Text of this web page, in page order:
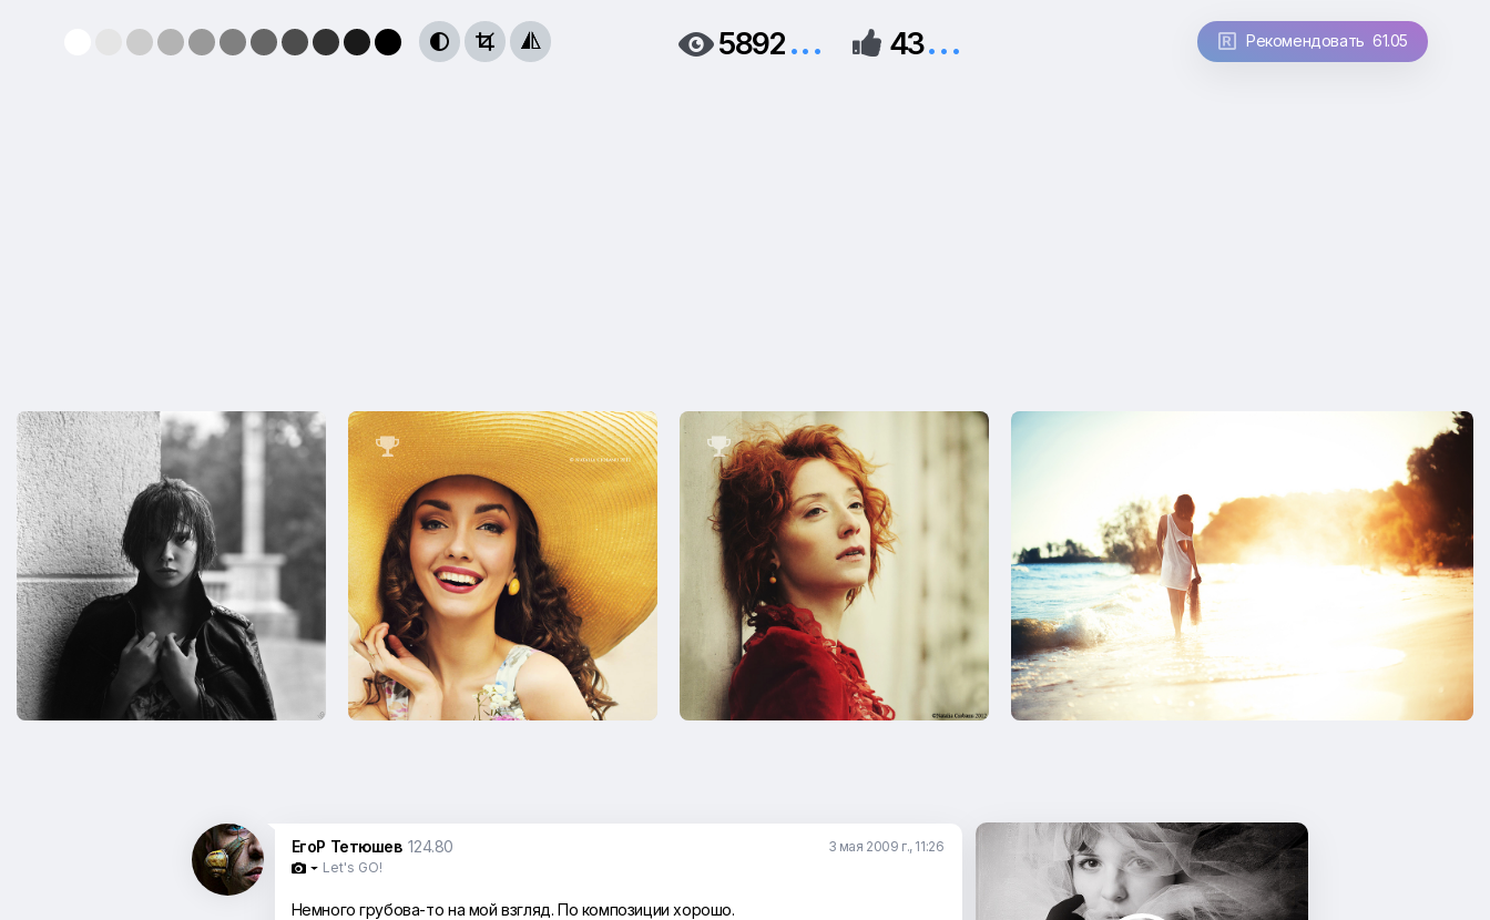
   5892...  43...  Рекомендовать 61.05
 
ЕгоР Тетюшев 124.80 3 мая 2009 г., 11:26
 Let's GO!
Немного грубова-то на мой взгляд. По композиции хорошо.